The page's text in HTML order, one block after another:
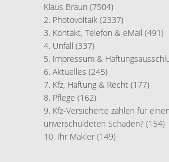
Klaus Braun (7504)
Photovoltaik (2337)
Kontakt, Telefon & eMail (491)
Unfall (337)
Impressum &
Aktuelles (245)
Kfz, Haftung & Recht (177)
Pflege (162)
Kfz-Versicherte zahlen für einen
unverschuldeten Schaden? (154)
Ihr Makler (149)